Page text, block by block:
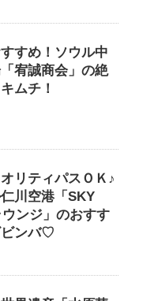
すめ！ソウル中
宥誠商会」の絶
ムチ！
リティパスＯＫ♪
川空港「SKY
ンジ」のおすす
ンバ♡